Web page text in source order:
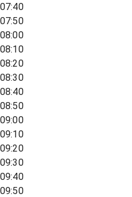
07:40
07:50
08:00
08:10
08:20
08:30
08:40
08:50
09:00
09:10
09:20
09:30
09:40
09:50